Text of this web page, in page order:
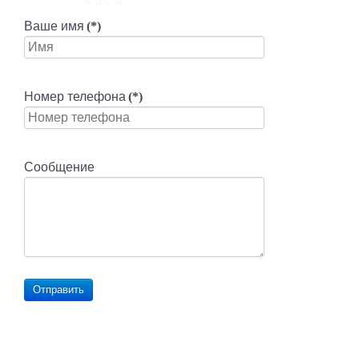
Ваше имя (*)
Номер телефона (*)
Сообщение
Отправить